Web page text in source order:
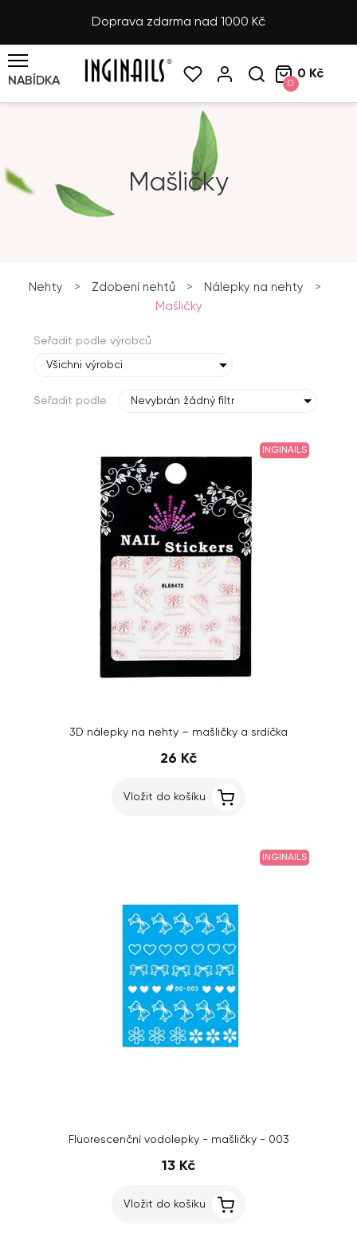
Doprava zdarma nad 1000 Kč
NABÍDKA 0
0 Kč
Mašličky
Nehty > Zdobení nehtů > Nálepky na nehty
>
Mašličky
Seřadit podle výrobců
Všichni výrobci
Seřadit podle Nevybrán žádný filtr
INGINAILS
3D nálepky na nehty – mašličky a srdíčka
26 Kč
Vložit do košíku
INGINAILS
Fluorescenční vodolepky - mašličky - 003
13 Kč
Vložit do košíku